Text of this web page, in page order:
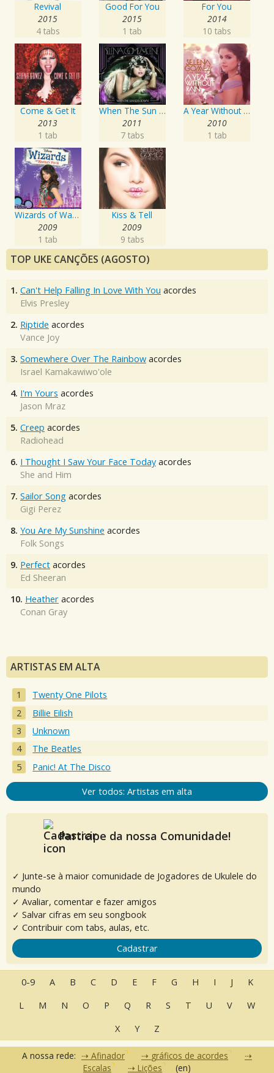
Revival
2015
4 tabs
Good For You
2015
1 tab
For You
2014
10 tabs
Come & Get It
2013
1 tab
When The Sun Goes Down
2011
7 tabs
A Year Without Rain
2010
1 tab
Wizards of Waverly Place
2009
1 tab
Kiss & Tell
2009
9 tabs
TOP UKE CANÇÕES (AGOSTO)
1. Can't Help Falling In Love With You acordes
Elvis Presley
2. Riptide acordes
Vance Joy
3. Somewhere Over The Rainbow acordes
Israel Kamakawiwo'ole
4. I'm Yours acordes
Jason Mraz
5. Creep acordes
Radiohead
6. I Thought I Saw Your Face Today acordes
She and Him
7. Sailor Song acordes
Gigi Perez
8. You Are My Sunshine acordes
Folk Songs
9. Perfect acordes
Ed Sheeran
10. Heather acordes
Conan Gray
ARTISTAS EM ALTA
Twenty One Pilots
Billie Eilish
Unknown
The Beatles
Panic! At The Disco
Ver todos: Artistas em alta
Participe da nossa Comunidade!
✓ Junte-se à maior comunidade de Jogadores de Ukulele do
mundo
✓ Avaliar, comentar e fazer amigos
✓ Salvar cifras em seu songbook
✓ Contribuir com tabs, aulas, etc.
Cadastrar
0-9 A B C D E F G H I J
K
L
M N O P Q R S T U V
W
X
Y Z
A nossa rede: Afinador
gráficos de acordes
Escalas
Lições (en)